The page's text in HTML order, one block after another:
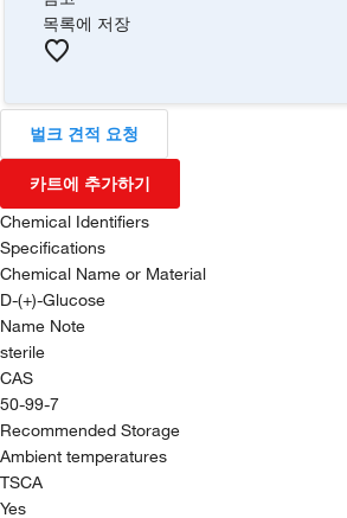
목록에 저장
벌크 견적 요청
카트에 추가하기
Chemical Identifiers
Specifications
Chemical Name or Material
D-(+)-Glucose
Name Note
sterile
CAS
50-99-7
Recommended Storage
Ambient temperatures
TSCA
Yes